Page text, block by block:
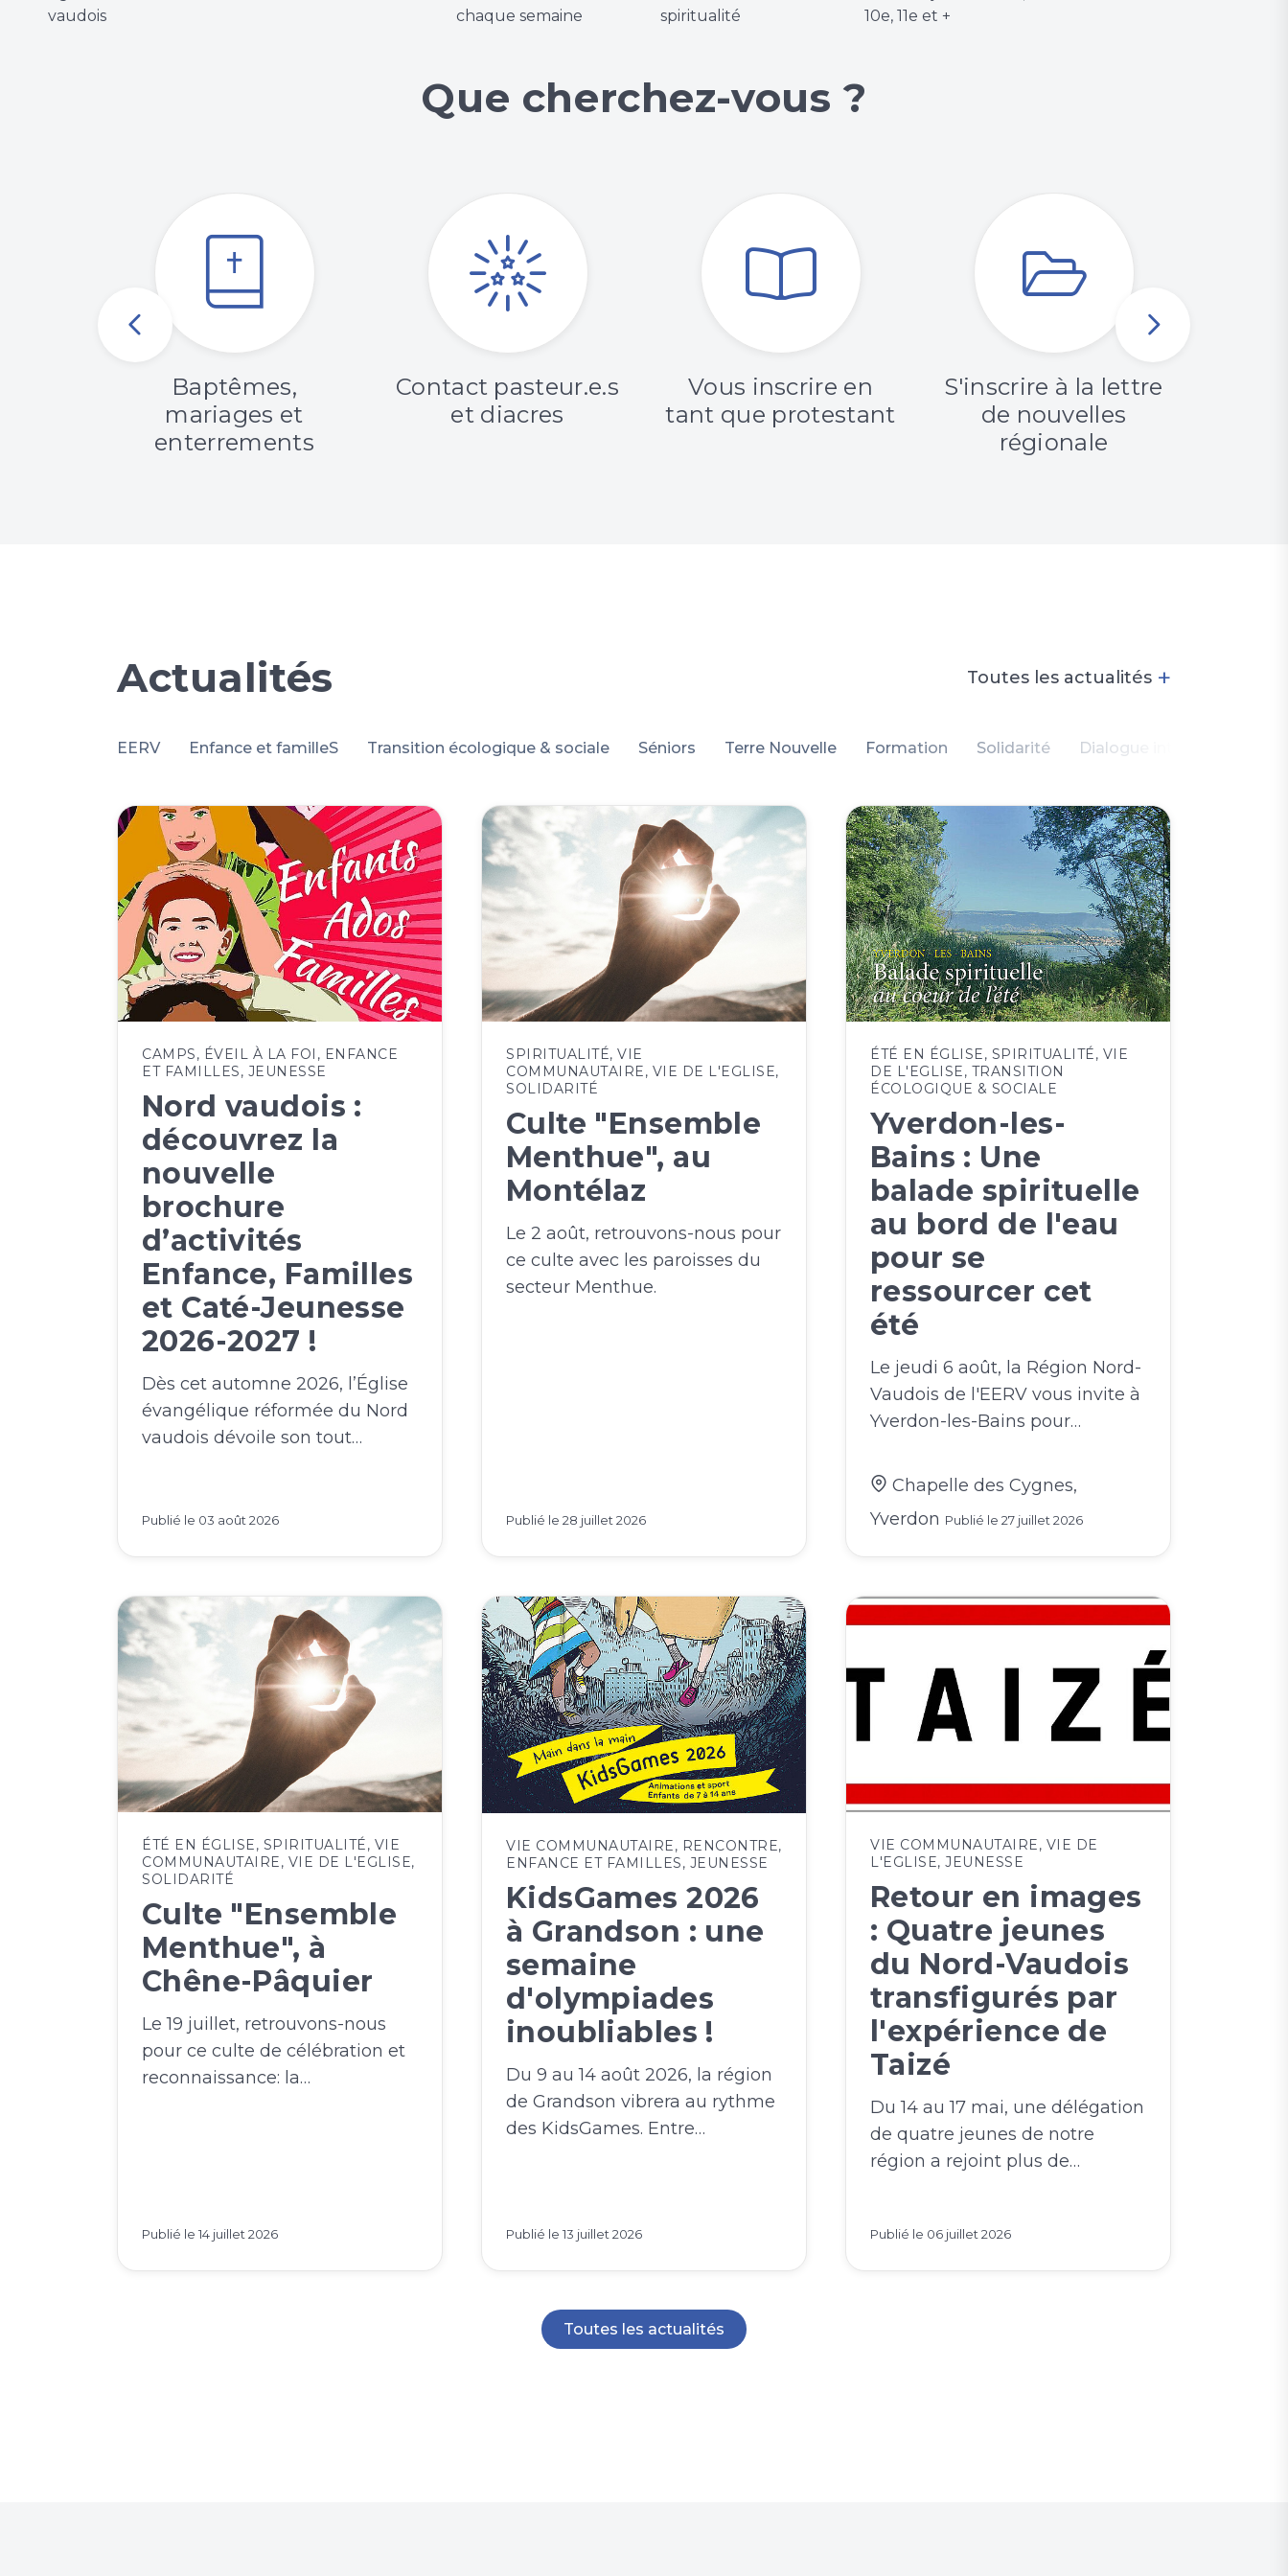
vaudois
chaque semaine
spiritualité
10e, 11e et +
Que cherchez-vous ?
Baptêmes,
mariages et
enterrements
Contact pasteur.e.s
et diacres
Vous inscrire en
tant que protestant
S'inscrire à la lettre
de nouvelles
régionale
Actualités Toutes les actualités +
EERV Enfance et familleS Transition écologique & sociale Séniors Terre Nouvelle Formation Solidarité Dialogue
CAMPS, ÉVEIL À LA FOI , ENFANCE
ET FAMILLES, JEUNESSE
Nord vaudois :
découvrez la
nouvelle
brochure
d’activités
Enfance, Familles
et Caté-Jeunesse
2026-2027 !
Dès cet automne 2026, l’Église
évangélique réformée du Nord
vaudois dévoile son tout…
Publié le 03 août 2026
SPIRITUALITÉ, VIE
COMMUNAUTAIRE, VIE DE L'EGLISE,
SOLIDARITÉ
Culte "Ensemble
Menthue", au
Montélaz
Le 2 août, retrouvons-nous pour
ce culte avec les paroisses du
secteur Menthue.
Publié le 28 juillet 2026
ÉTÉ EN ÉGLISE, SPIRITUALITÉ, VIE
DE L'EGLISE, TRANSITION
ÉCOLOGIQUE & SOCIALE
Yverdon-les-
Bains : Une
balade spirituelle
au bord de l'eau
pour se
ressourcer cet
été
Le jeudi 6 août, la Région Nord-
Vaudois de l'EERV vous invite à
Yverdon-les-Bains pour…
Chapelle des Cygnes,
Yverdon Publié le 27 juillet 2026
ÉTÉ EN ÉGLISE, SPIRITUALITÉ, VIE
COMMUNAUTAIRE, VIE DE L'EGLISE,
SOLIDARITÉ
Culte "Ensemble
Menthue", à
Chêne-Pâquier
Le 19 juillet, retrouvons-nous
pour ce culte de célébration et
reconnaissance: la…
Publié le 14 juillet 2026
VIE COMMUNAUTAIRE, RENCONTRE,
ENFANCE ET FAMILLES, JEUNESSE
KidsGames 2026
à Grandson : une
semaine
d'olympiades
inoubliables !
Du 9 au 14 août 2026, la région
de Grandson vibrera au rythme
des KidsGames. Entre…
Publié le 13 juillet 2026
VIE COMMUNAUTAIRE, VIE DE
L'EGLISE, JEUNESSE
Retour en images
: Quatre jeunes
du Nord-Vaudois
transfigurés par
l'expérience de
Taizé
Du 14 au 17 mai, une délégation
de quatre jeunes de notre
région a rejoint plus de…
Publié le 06 juillet 2026
Toutes les actualités